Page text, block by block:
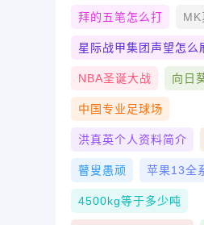
拜的五笔怎么打 MK
星际战甲集团声望怎么
NBA圣诞大战 向日
中国专业足球场
洪真英个人资料简介
瞽叟愚顽 苹果13全
4500kg等于多少吨